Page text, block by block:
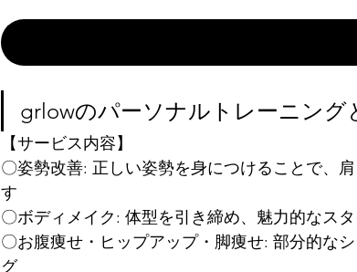
grlowのパーソナルトレーニング
【サービス内容】
〇姿勢改善: 正しい姿勢を身につけることで、
す
〇ボディメイク: 体型を引き締め、魅力的なス
〇お腹痩せ・ヒップアップ・脚痩せ: 部分的な
グ